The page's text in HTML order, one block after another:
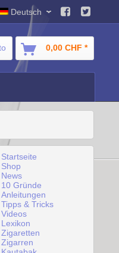
Deutsch
0,00 CHF *
Startseite
Shop
News
10 Gründe
Anleitungen
Tipps & Tricks
Videos
Lexikon
Zigaretten
Zigarren